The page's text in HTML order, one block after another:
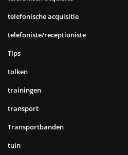
telefonische acquisitie
telefoniste/receptioniste
Tips
tolken
trainingen
transport
Transportbanden
tuin